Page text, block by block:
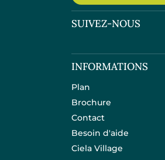
SUIVEZ-NOUS
INFORMATIONS
Plan
Brochure
Contact
Besoin d'aide
Ciela Village